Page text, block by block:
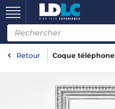
Retour Coque téléphone